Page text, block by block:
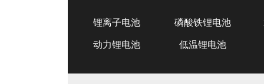
锂离子电池 磷酸铁锂电池
动力锂电池 低温锂电池